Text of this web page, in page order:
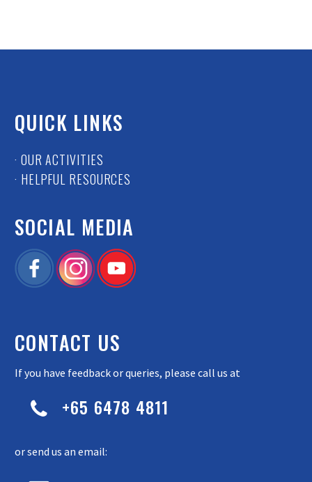
QUICK LINKS
· OUR ACTIVITIES
· HELPFUL RESOURCES
SOCIAL MEDIA
CONTACT US
If you have feedback or queries, please call us at

 +65 6478 4811
or send us an email: